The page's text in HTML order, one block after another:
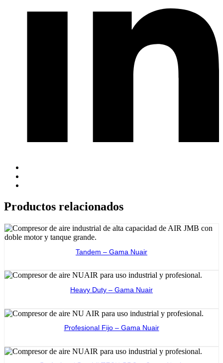
Productos relacionados
Tandem – Gama Nuair
Heavy Duty – Gama Nuair
Profesional Fijo – Gama Nuair